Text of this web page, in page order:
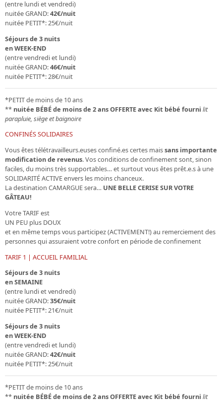
(entre lundi et vendredi)
nuitée GRAND:42€/nuit
nuitée PETIT*: 25€/nuit
Séjours de 3 nuits
en WEEK-END
(entre vendredi et lundi)
nuitée GRAND:46€/nuit
nuitée PETIT*: 28€/nuit
*PETIT de moins de 10 ans
** nuitée BÉBÉ de moins de 2 ansOFFERTE avec Kit bébé fourni lit
parapluie, siège et baignoire
CONFINÉS SOLIDAIRES
Vous êtes télétravailleurs.euses confiné.es certes maissans importante
modification de revenus. Vos conditions de confinement sont, sinon
faciles, du moins très supportables… et surtout vous êtes prêt.e.s à une
SOLIDARITÉ ACTIVE envers les moins chanceux.
La destination CAMARGUE sera… UNE BELLE CERISE SUR VOTRE
GÂTEAU!
VotreTARIF est
UN PEU plus DOUX
et en même temps vous participez (ACTIVEMENT!) au remerciementdes
personnes qui assuraient votre confort en période de confinement
TARIF 1 | ACCUEIL FAMILIAL
Séjours de 3 nuits
en SEMAINE
(entre lundi et vendredi)
nuitée GRAND:35€/nuit
nuitée PETIT*: 21€/nuit
Séjours de 3 nuits
en WEEK-END
(entre vendredi et lundi)
nuitée GRAND:42€/nuit
nuitée PETIT*: 25€/nuit
*PETIT de moins de 10 ans
** nuitée BÉBÉ de moins de 2 ansOFFERTE avec Kit bébé fourni lit